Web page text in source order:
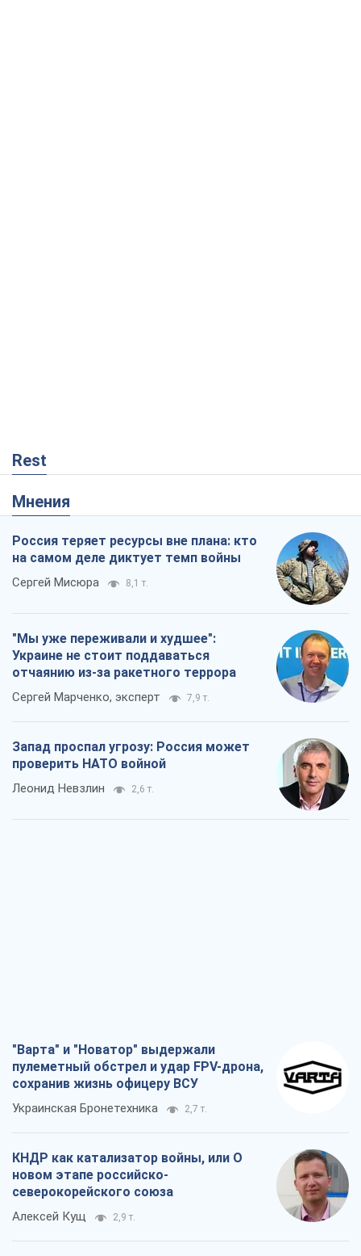
Rest
Мнения
Россия теряет ресурсы вне плана: кто
на самом деле диктует темп войны
Сергей Мисюра 8,1 т.
"Мы уже переживали и худшее":
Украине не стоит поддаваться
отчаянию из-за ракетного террора
Сергей Марченко, эксперт 7,9 т.
Запад проспал угрозу: Россия может
проверить НАТО войной
Леонид Невзлин 2,6 т.
"Варта" и "Новатор" выдержали
пулеметный обстрел и удар FPV-дрона,
сохранив жизнь офицеру ВСУ
Украинская Бронетехника 2,7 т.
КНДР как катализатор войны, или О
новом этапе российско-
северокорейского союза
Алексей Кущ 2,9 т.